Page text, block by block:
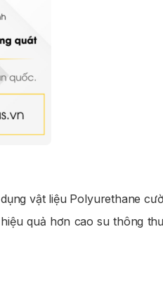
vật liệu Polyurethane
quả hơn cao su thông